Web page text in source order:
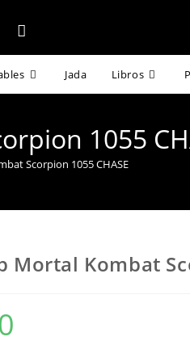
Jada Libros
1055
Scorpion 1055 CHASE
Mortal Kombat